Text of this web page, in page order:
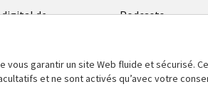
de
Podcasts
Vidéos
En voir plus
garantir un site Web fluide et sécurisé.
et ne sont activés qu’avec votre